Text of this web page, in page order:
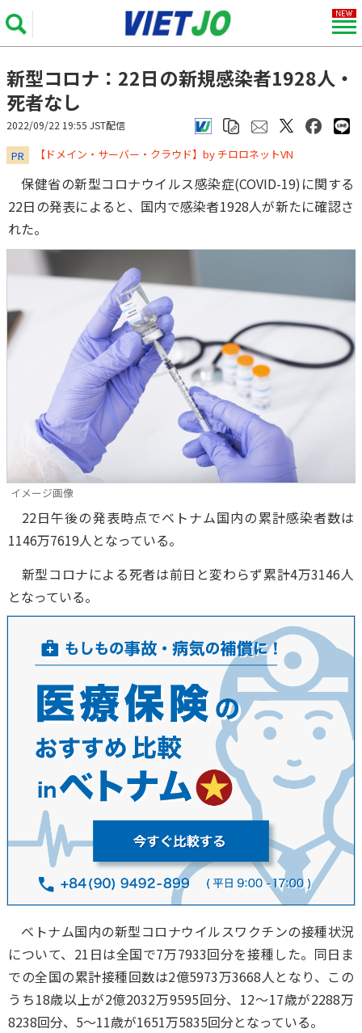
新型コロナ：22日の新規感染者1928人・
死者なし
2022/09/22 19:55 JST配信
PR ​​​​​​​【ドメイン・サーバー・クラウド】by チロロネットVN
保健省の新型コロナウイルス感染症(COVID-19)に関する
22日の発表によると、国内で感染者1928人が新たに確認さ
れた。
イメージ画像
22日午後の発表時点でベトナム国内の累計感染者数は
1146万7619人となっている。
新型コロナによる死者は前日と変わらず累計4万3146人
となっている。
ベトナム国内の新型コロナウイルスワクチンの接種状況
について、21日は全国で7万7933回分を接種した。同日ま
での全国の累計接種回数は2億5973万3668人となり、この
うち18歳以上が2億2032万9595回分、12～17歳が2288万
8238回分、5～11歳が1651万5835回分となっている。